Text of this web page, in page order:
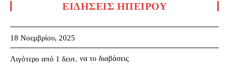
ΕΙΔΉΣΕΙΣ ΗΠΕΊΡΟΥ
18 Νοεμβρίου, 2025
Λιγότερο από 1 δευτ. να το διαβάσεις